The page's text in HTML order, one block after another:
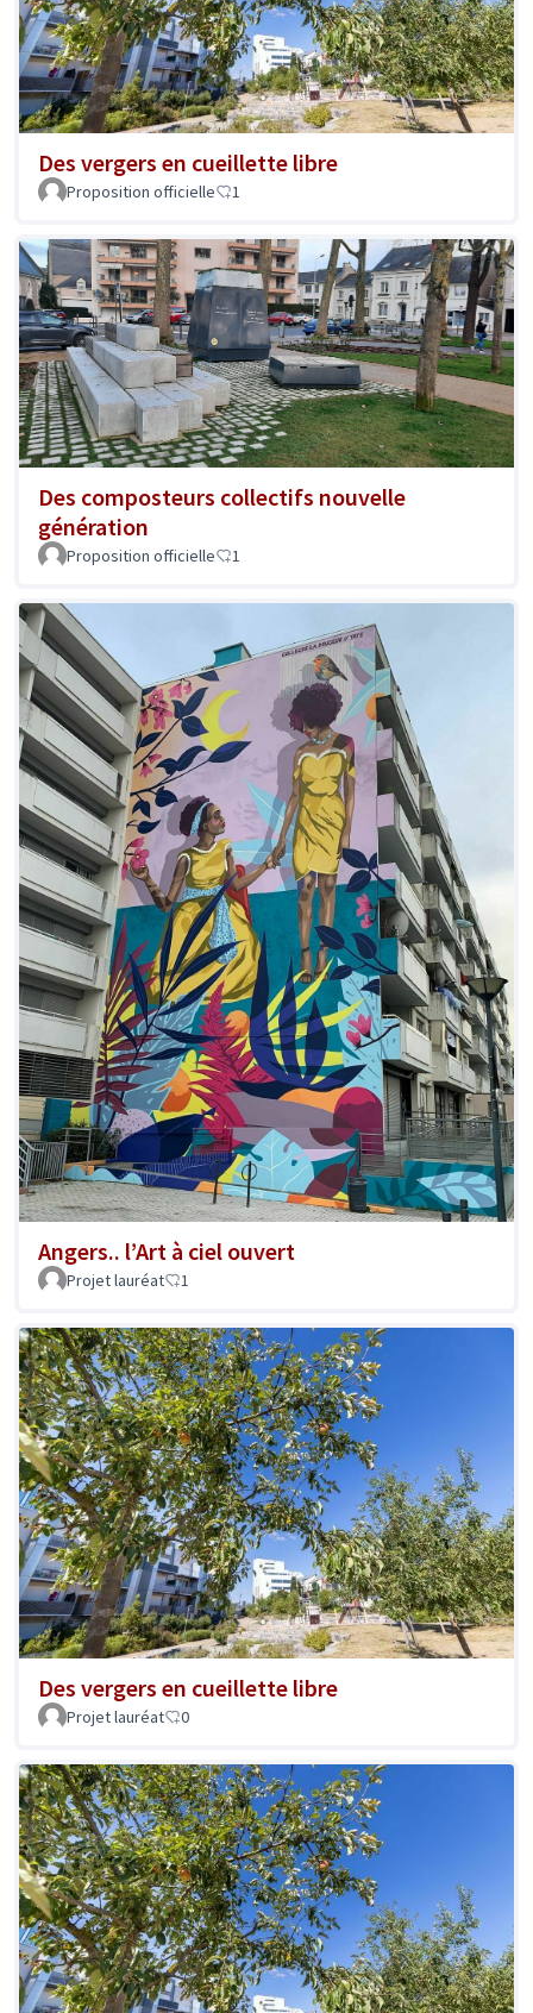
Des vergers en cueillette libre
Proposition officielle 1
Des composteurs collectifs nouvelle
génération
Proposition officielle 1
Angers.. l’Art à ciel ouvert
Projet lauréat 1
Des vergers en cueillette libre
Projet lauréat 0